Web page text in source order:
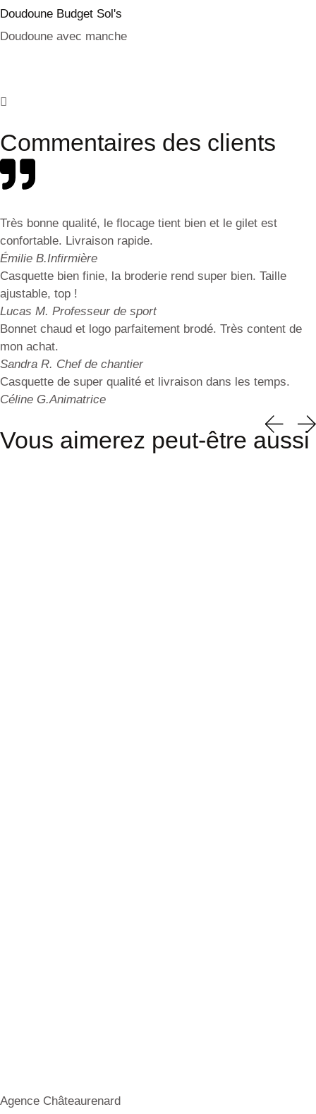
Doudoune Budget Sol's
Doudoune avec manche
Commentaires des clients
Très bonne qualité, le flocage tient bien et le gilet est
confortable. Livraison rapide.
Émilie B.Infirmière
Casquette bien finie, la broderie rend super bien. Taille
ajustable, top !
Lucas M. Professeur de sport
Bonnet chaud et logo parfaitement brodé. Très content de
mon achat.
Sandra R. Chef de chantier
Casquette de super qualité et livraison dans les temps.
Céline G.Animatrice
Vous aimerez peut-être aussi
Agence Châteaurenard